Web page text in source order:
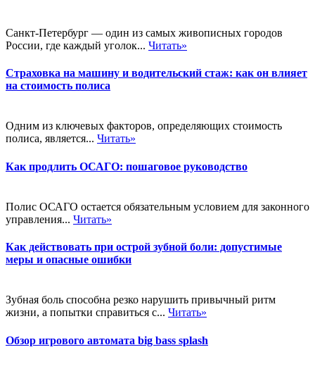
Санкт-Петербург — один из самых живописных городов
России, где каждый уголок... Читать»
Страховка на машину и водительский стаж: как он влияет
на стоимость полиса
Одним из ключевых факторов, определяющих стоимость
полиса, является... Читать»
Как продлить ОСАГО: пошаговое руководство
Полис ОСАГО остается обязательным условием для законного
управления... Читать»
Как действовать при острой зубной боли: допустимые
меры и опасные ошибки
Зубная боль способна резко нарушить привычный ритм
жизни, а попытки справиться с... Читать»
Обзор игрового автомата big bass splash